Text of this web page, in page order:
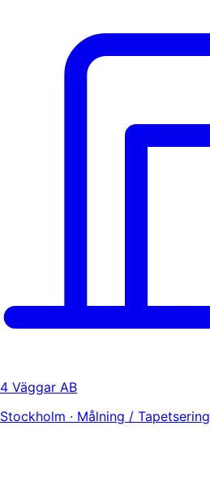
4 Väggar AB
Stockholm · Målning / Tapetsering